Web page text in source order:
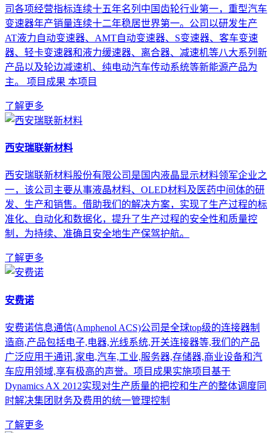
司各项经营指标连续十五年名列中国齿轮行业第一，重型汽车
变速器年产销量连续十二年稳居世界第一。公司以研发生产
AT液力自动变速器、AMT自动变速器、S变速器、客车变速
器、轻卡变速器和液力缓速器、离合器、减速机等八大系列新
产品以及轮边减速机、纯电动汽车传动系统等新能源产品为
主。 项目成果 本项目
了解更多
西安瑞联新材料
西安瑞联新材料股份有限公司是国内液晶显示材料领军企业之
一，该公司主要从事液晶材料、OLED材料及医药中间体的研
发、生产和销售。借助我们的解决方案，实现了生产过程的标
准化、自动化和数据化，提升了生产过程的安全性和质量控
制，为持续、准确且安全地生产保驾护航。
了解更多
安费诺
安费诺信息通信(Amphenol ACS)公司是全球top级的连接器制
造商,产品包括电子,电器,光线系统,开关连接器等,我们的产品
广泛应用于通讯,家电,汽车,工业,服务器,存储器,商业设备和汽
车应用领域,享有极高的声誉。项目成果实施项目基于
Dynamics AX 2012实现对生产质量的把控和生产的整体调度同
时解决集团财务及费用的统一管理控制
了解更多